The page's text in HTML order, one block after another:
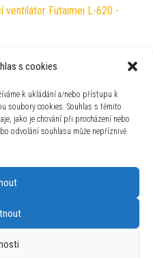
s cookies
k ukládání a/nebo přístupu k
soubory cookies. Souhlas s těmito
jako je chování při procházení nebo
odvolání souhlasu může nepříznivě
ventilátor Futaimei L-620 -
KG Polštářek svítící ve tmě -
na zahradní hadici - Gardlov -
4 IČ: 26454424